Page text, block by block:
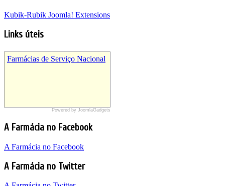
Kubik-Rubik Joomla! Extensions
Links úteis
Sites Farmácia Araújo
Farmácia Araújo Wordpress
Farmácia Araújo Google Sites
Farmácias de Serviço Nacional
Powered by JoomlaGadgets
A Farmácia no Facebook
A Farmácia no Facebook
A Farmácia no Twitter